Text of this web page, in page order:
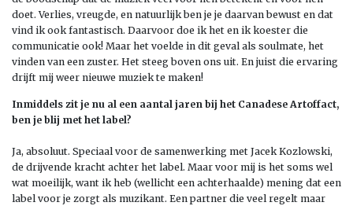
doet. Verlies, vreugde, en natuurlijk ben je je daarvan bewust en dat
vind ik ook fantastisch. Daarvoor doe ik het en ik koester die
communicatie ook! Maar het voelde in dit geval als soulmate, het
vinden van een zuster. Het steeg boven ons uit. En juist die ervaring
drijft mij weer nieuwe muziek te maken!
Inmiddels zit je nu al een aantal jaren bij het Canadese Artoffact,
ben je blij met het label?
Ja, absoluut. Speciaal voor de samenwerking met Jacek Kozlowski,
de drijvende kracht achter het label. Maar voor mij is het soms wel
wat moeilijk, want ik heb (wellicht een achterhaalde) mening dat een
label voor je zorgt als muzikant. Een partner die veel regelt maar